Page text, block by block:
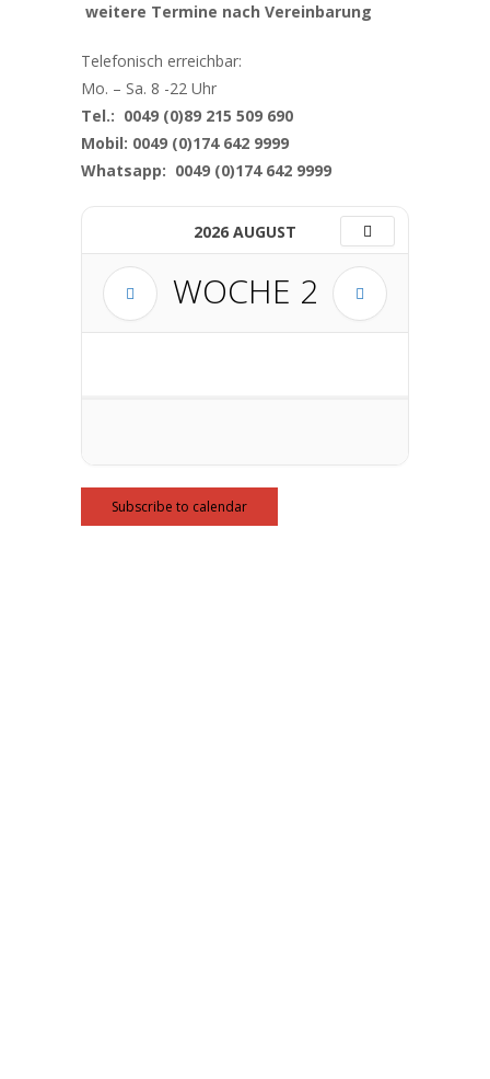
weitere Termine nach Vereinbarung
Telefonisch erreichbar:
Mo. – Sa. 8 -22 Uhr
Tel.: 0049 (0)89 215 509 690
Mobil: 0049 (0)174 642 9999
Whatsapp: 0049 (0)174 642 9999
2026 AUGUST
WOCHE 2
Subscribe to calendar